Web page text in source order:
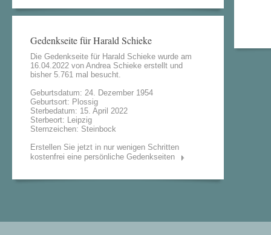
Gedenkseite für Harald Schieke
Die Gedenkseite für Harald Schieke wurde am
16.04.2022 von Andrea Schieke erstellt und
bisher 5.761 mal besucht.
Geburtsdatum: 24. Dezember 1954
Geburtsort: Plossig
Sterbedatum: 15. April 2022
Sterbeort: Leipzig
Sternzeichen: Steinbock
Erstellen Sie jetzt in nur wenigen Schritten
kostenfrei eine persönliche Gedenkseiten